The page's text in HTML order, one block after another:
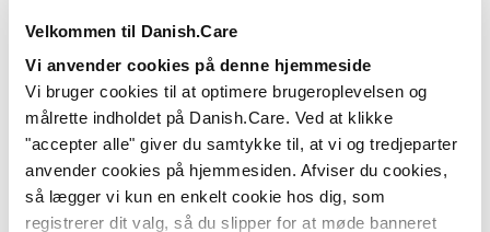
Velkommen til Danish.Care
Vi anvender cookies på denne hjemmeside
Vi bruger cookies til at optimere brugeroplevelsen og
målrette indholdet på Danish.Care. Ved at klikke
"accepter alle" giver du samtykke til, at vi og tredjeparter
anvender cookies på hjemmesiden. Afviser du cookies,
så lægger vi kun en enkelt cookie hos dig, som
registrerer dit valg, så du slipper for at møde banneret
Danish.Care overtager
velfærdsteknologi-netværket CareNet
Danish.Care overtager fuldt ud driften af netværket,
mens Teknologisk Institut træder ud af...
Læs mere